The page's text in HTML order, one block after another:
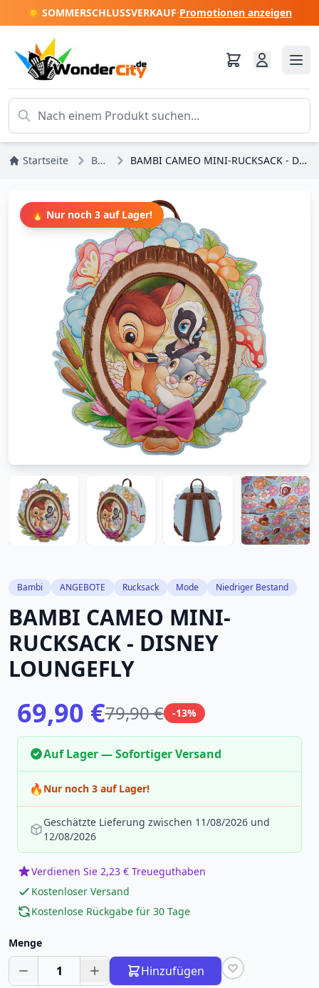
☀️ SOMMERSCHLUSSVERKAUF·Promotionen anzeigen
Startseite Bambi BAMBI CAMEO MINI-RUCKSACK - DISNEY LOUNGEFLY
🔥 Nur noch 3 auf Lager!
Bambi ANGEBOTE Rucksack Mode Niedriger Bestand
BAMBI CAMEO MINI-
RUCKSACK - DISNEY
LOUNGEFLY
69,90 €79,90 € -13%
Auf Lager — Sofortiger Versand
🔥 Nur noch 3 auf Lager!
Geschätzte Lieferung zwischen 11/08/2026 und
12/08/2026
Verdienen Sie 2,23 € Treueguthaben
Kostenloser Versand
Kostenlose Rückgabe für 30 Tage
Menge
1 Hinzufügen